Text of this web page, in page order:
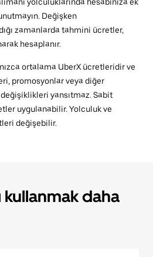
Değişken
zamanlarda tahmini ücretler,
hesaplanır.
ortalama UberX ücretleridir ve
promosyonlar veya diğer
yansıtmaz. Sabit
uygulanabilir. Yolculuk ve
değişebilir.
kullanmak daha